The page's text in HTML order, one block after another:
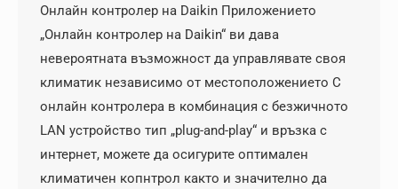
Онлайн контролер на Daikin Приложението
„Онлайн контролер на Daikin“ ви дава
невероятната възможност да управлявате своя
климатик независимо от местоположението С
онлайн контролера в комбинация с безжичното
LAN устройство тип „plug-and-play“ и връзка с
интернет, можете да осигурите оптимален
климатичен копнтрол както и значително да